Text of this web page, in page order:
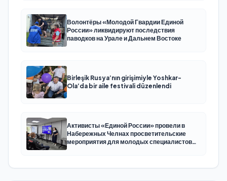
Волонтёры «Молодой Гвардии Единой
России» ликвидируют последствия
паводков на Урале и Дальнем Востоке
Birleşik Rusya’nın girişimiyle Yoshkar-
Ola’da bir aile festivali düzenlendi
Активисты «Единой России» провели в
Набережных Челнах просветительские
мероприятия для молодых специалистов